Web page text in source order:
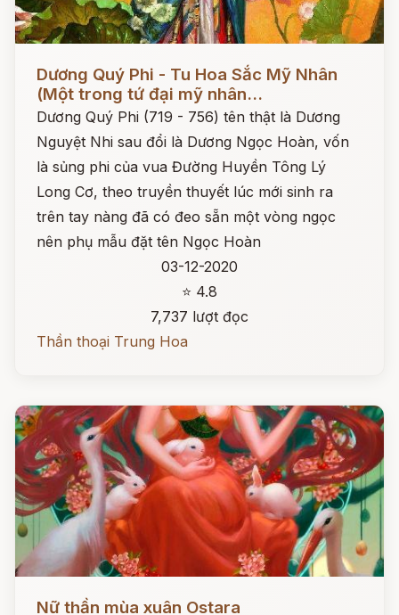
Dương Quý Phi - Tu Hoa Sắc Mỹ Nhân
(Một trong tứ đại mỹ nhân...
Dương Quý Phi (719 - 756) tên thật là Dương
Nguyệt Nhi sau đổi là Dương Ngọc Hoàn, vốn
là sủng phi của vua Đường Huyền Tông Lý
Long Cơ, theo truyền thuyết lúc mới sinh ra
trên tay nàng đã có đeo sẵn một vòng ngọc
nên phụ mẫu đặt tên Ngọc Hoàn
03-12-2020
⭐ 4.8
7,737 lượt đọc
Thần thoại Trung Hoa
Nữ thần mùa xuân Ostara